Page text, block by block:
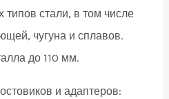
типов стали, в том числе
чугуна и сплавов.
до 110 мм.
и адаптеров: